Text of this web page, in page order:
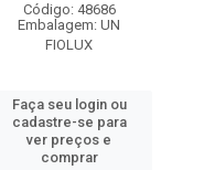
Código: 48686
Embalagem: UN
FIOLUX
Faça seu login ou
cadastre-se para
ver preços e
comprar